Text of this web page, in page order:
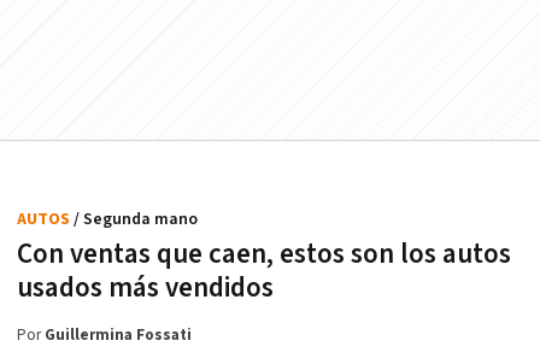
Con ventas que caen, estos son los autos
usados más vendidos
AUTOS / Segunda mano
PorGuillermina Fossati